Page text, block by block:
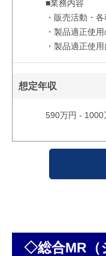
■業務内容
・販売活動・
・製品適正使
・製品適正使
想定年収
590万円 - 1000
◇総合MR（